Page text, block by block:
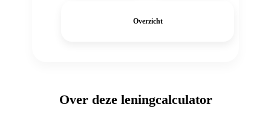
Overzicht
Over deze leningcalculator